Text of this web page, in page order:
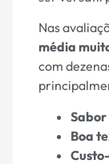
Nas
média
com
Boa